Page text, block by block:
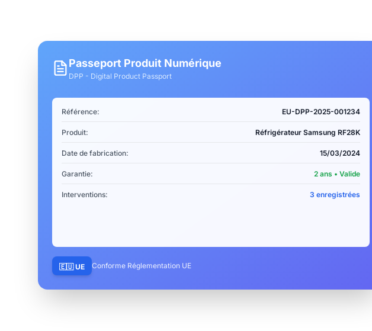
Passeport Produit Numérique
DPP - Digital Product Passport
Référence: EU-DPP-2025-001234
Produit: Réfrigérateur Samsung RF28K
Date de fabrication: 15/03/2024
Garantie: 2 ans • Valide
Interventions: 3 enregistrées
🇪🇺 UE Conforme Réglementation UE